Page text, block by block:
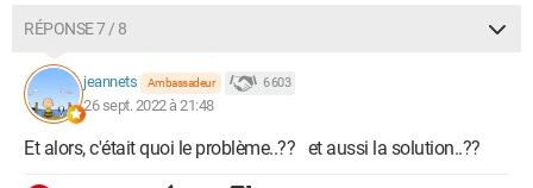
RÉPONSE 7 / 8
jeannets Ambassadeur 6 603
26 sept. 2022 à 21:48
Et alors, c'était quoi le problème..?? et aussi la solution..??